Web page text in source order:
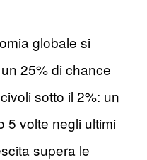
globale si
25% di chance
sotto il 2%: un
5 volte negli ultimi
supera le